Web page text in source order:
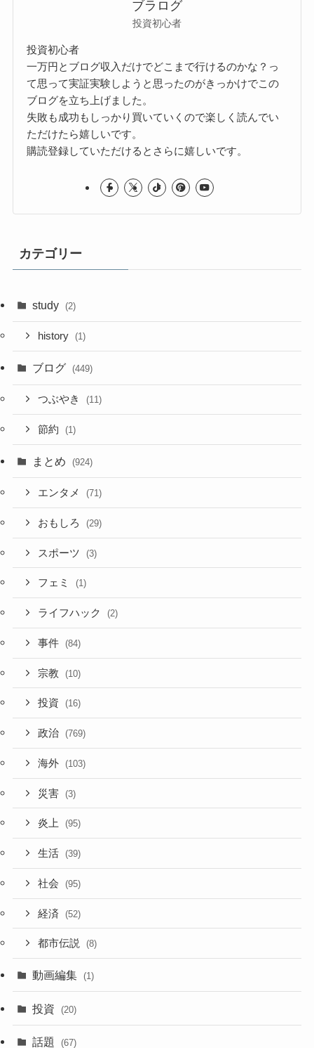
ブラログ
投資初心者
投資初心者
一万円とブログ収入だけでどこまで行けるのかな？っ
て思って実証実験しようと思ったのがきっかけでこの
ブログを立ち上げました。
失敗も成功もしっかり買いていくので楽しく読んでい
ただけたら嬉しいです。
購読登録していただけるとさらに嬉しいです。
カテゴリー
study (2)
history (1)
ブログ (449)
つぶやき (11)
節約 (1)
まとめ (924)
エンタメ (71)
おもしろ (29)
スポーツ (3)
フェミ (1)
ライフハック (2)
事件 (84)
宗教 (10)
投資 (16)
政治 (769)
海外 (103)
災害 (3)
炎上 (95)
生活 (39)
社会 (95)
経済 (52)
都市伝説 (8)
動画編集 (1)
投資 (20)
話題 (67)